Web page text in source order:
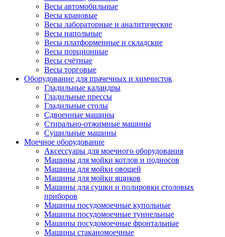
Весы автомобильные
Весы крановые
Весы лабораторные и аналитические
Весы напольные
Весы платформенные и складские
Весы порционные
Весы счётные
Весы торговые
Оборудование для прачечных и химчисток
Гладильные каландры
Гладильные прессы
Гладильные столы
Сдвоенные машины
Стирально-отжимные машины
Сушильные машины
Моечное оборудование
Аксессуары для моечного оборудования
Машины для мойки котлов и подносов
Машины для мойки овощей
Машины для мойки ящиков
Машины для сушки и полировки столовых
приборов
Машины посудомоечные купольные
Машины посудомоечные туннельные
Машины посудомоечные фронтальные
Машины стаканомоечные